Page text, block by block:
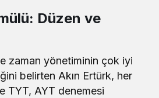
Düzen ve
zaman yönetiminin çok iyi
belirten Akın Ertürk, her
TYT, AYT denemesi